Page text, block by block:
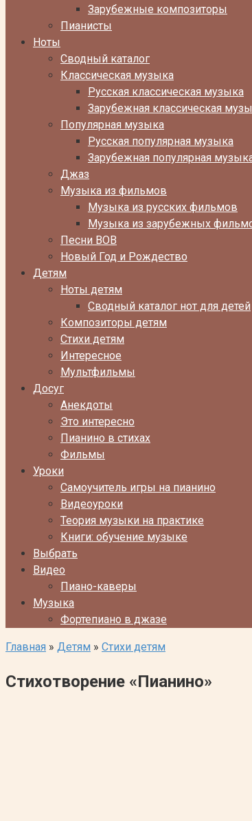
Зарубежные композиторы
Пианисты
Ноты
Сводный каталог
Классическая музыка
Русская классическая музыка
Зарубежная классическая
Популярная музыка
Русская популярная музыка
Зарубежная популярная
Джаз
Музыка из фильмов
Музыка из русских фильмов
Музыка из зарубежных
Песни ВОВ
Новый Год и Рождество
Детям
Ноты детям
Сводный каталог нот для детей
Композиторы детям
Стихи детям
Интересное
Мультфильмы
Досуг
Анекдоты
Это интересно
Пианино в стихах
Фильмы
Уроки
Самоучитель игры на пианино
Видеоуроки
Теория музыки на практике
Книги: обучение музыке
Выбрать
Видео
Пиано-каверы
Музыка
Фортепиано в джазе
Главная » Детям » Стихи детям
Стихотворение «Пианино»